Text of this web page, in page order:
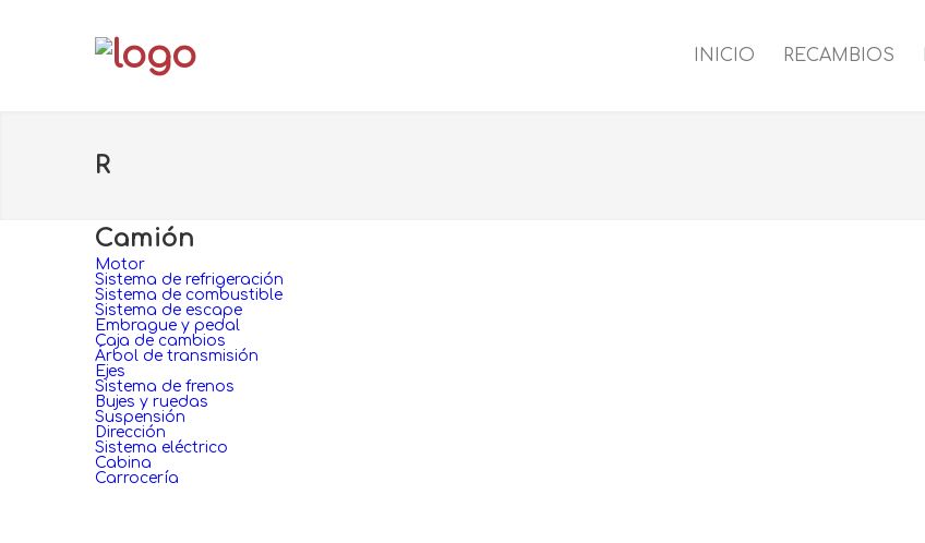
INICIO RECAMBIOS
R
Camión
Motor
Sistema de refrigeración
Sistema de combustible
Sistema de escape
Embrague y pedal
Caja de cambios
Árbol de transmisión
Ejes
Sistema de frenos
Bujes y ruedas
Suspensión
Dirección
Sistema eléctrico
Cabina
Carrocería